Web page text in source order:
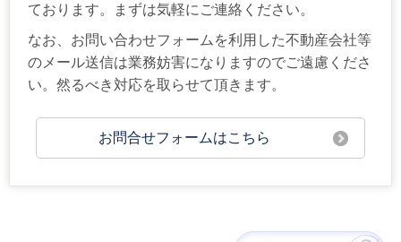
ております。まずは気軽にご連絡ください。
なお、お問い合わせフォームを利用した不動産会社等
のメール送信は業務妨害になりますのでご遠慮くださ
い。然るべき対応を取らせて頂きます。
お問合せフォームはこちら